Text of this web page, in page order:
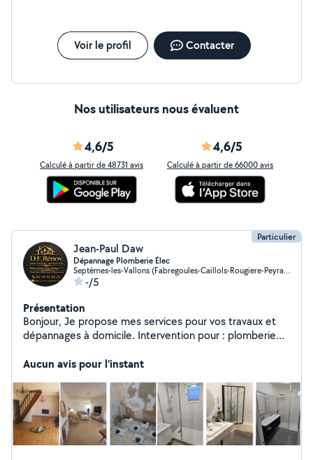
Voir le profil Contacter
Nos utilisateurs nous évaluent
4,6/5
Calculé à partir de 48731 avis
4,6/5
Calculé à partir de 66000 avis
Particulier
Jean-Paul Daw
Dépannage Plomberie Élec
Septèmes-les-Vallons (Fabregoules-Caillols-Rougiere-Peyrards)
-/5
Présentation
Bonjour, Je propose mes services pour vos travaux et
dépannages à domicile. Intervention pour : plomberie
rénovation Travail sérieux et soigné. J'interviens
problème chez vous ? Je peux vous aider.
Aucun avis pour l'instant